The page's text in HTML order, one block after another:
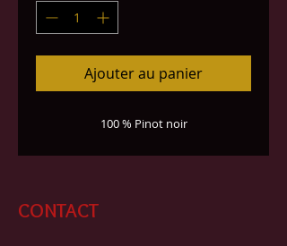
Ajouter au panier
100 % Pinot noir
CONTACT